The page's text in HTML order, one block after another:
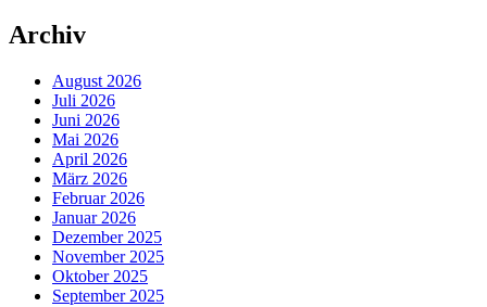
Archiv
August 2026
Juli 2026
Juni 2026
Mai 2026
April 2026
März 2026
Februar 2026
Januar 2026
Dezember 2025
November 2025
Oktober 2025
September 2025